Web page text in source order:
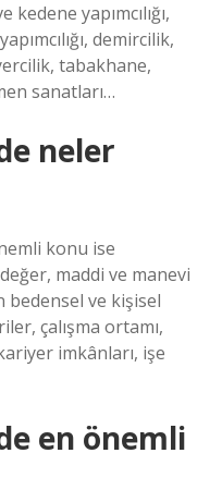
yapımcılığı,
demircilik,
tabakhane,
sanatları…
neler
konu ise
maddi ve manevi
ve kişisel
çalışma ortamı,
imkânları, işe
en önemli